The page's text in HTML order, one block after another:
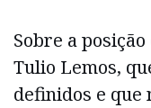
Sobre a
Tulio Lemos,
definidos e que